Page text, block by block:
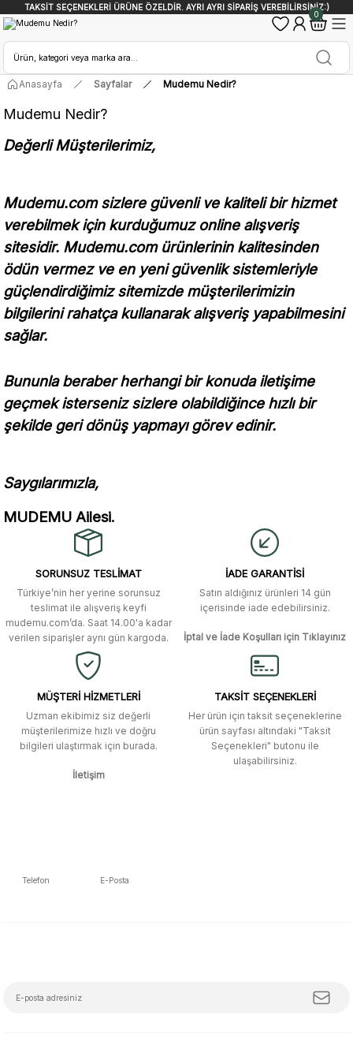
TAKSİT SEÇENEKLERİ ÜRÜNE ÖZELDİR. AYRI AYRI SİPARİŞ VEREBİLİRSİNİZ:)
0
Anasayfa Sayfalar Mudemu Nedir?
Mudemu Nedir?
Değerli Müşterilerimiz,
Mudemu.com sizlere güvenli ve kaliteli bir hizmet
verebilmek için kurduğumuz online alışveriş
sitesidir. Mudemu.com ürünlerinin kalitesinden
ödün vermez ve en yeni güvenlik sistemleriyle
güçlendirdiğimiz sitemizde müşterilerimizin
bilgilerini rahatça kullanarak alışveriş yapabilmesini
sağlar.
Bununla beraber herhangi bir konuda iletişime
geçmek isterseniz sizlere olabildiğince hızlı bir
şekilde geri dönüş yapmayı görev edinir.
Saygılarımızla,
MUDEMU Ailesi.
SORUNSUZ TESLİMAT
Türkiye’nin her yerine sorunsuz
teslimat ile alışveriş keyfi
mudemu.com’da. Saat 14.00'a kadar
verilen siparişler aynı gün kargoda.
İADE GARANTİSİ
Satın aldığınız ürünleri 14 gün
içerisinde iade edebilirsiniz.
İptal ve İade Koşulları için Tıklayınız
MÜŞTERİ HİZMETLERİ
Uzman ekibimiz siz değerli
müşterilerimize hızlı ve doğru
bilgileri ulaştırmak için burada.
İletişim
TAKSİT SEÇENEKLERİ
Her ürün için taksit seçeneklerine
ürün sayfası altındaki "Taksit
Seçenekleri" butonu ile
ulaşabilirsiniz.
Telefon E-Posta